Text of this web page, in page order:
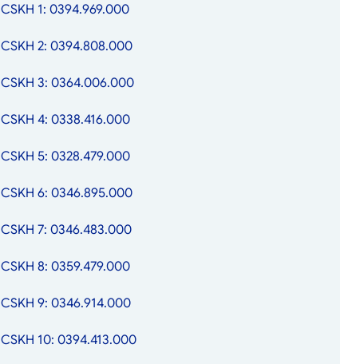
CSKH 1: 0394.969.000
CSKH 2: 0394.808.000
CSKH 3: 0364.006.000
CSKH 4: 0338.416.000
CSKH 5: 0328.479.000
CSKH 6: 0346.895.000
CSKH 7: 0346.483.000
CSKH 8: 0359.479.000
CSKH 9: 0346.914.000
CSKH 10: 0394.413.000